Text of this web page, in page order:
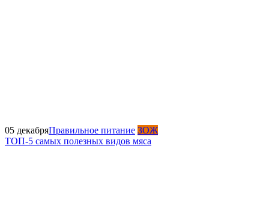
05 декабряПравильное питание ЗОЖ
ТОП-5 самых полезных видов мяса